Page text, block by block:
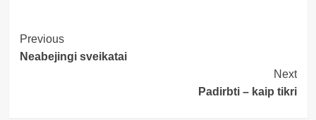
Post
Navigation
Previous
Neabejingi sveikatai
Next
Padirbti – kaip tikri